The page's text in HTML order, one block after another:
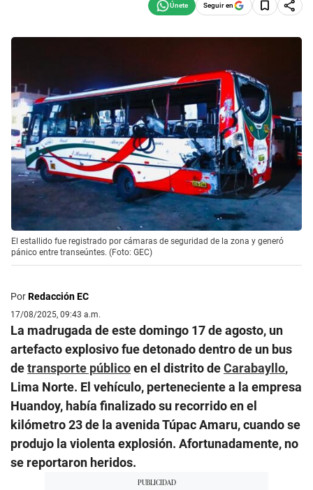
Seguir en
El estallido fue registrado por cámaras de seguridad de la zona y generó
pánico entre transeúntes. (Foto: GEC)
PorRedacción EC
17/08/2025, 09:43 a.m.
La madrugada de este domingo 17 de agosto, un
artefacto explosivo fue detonado dentro de un bus
detransporte públicoen el distrito deCarabayllo,
Lima Norte. El vehículo, perteneciente a la empresa
Huandoy, había finalizado su recorrido en el
kilómetro 23 de la avenida Túpac Amaru, cuando se
produjo la violenta explosión. Afortunadamente, no
se reportaron heridos.